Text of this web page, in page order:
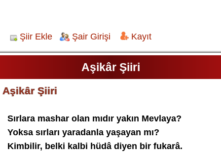
Şiir Ekle Şair Girişi Kayıt
Aşikâr Şiiri
Aşikâr Şiiri
Sırlara mashar olan mıdır yakın Mevlaya?
Yoksa sırları yaradanla yaşayan mı?
Kimbilir, belki kalbi hüdâ diyen bir fukarâ.